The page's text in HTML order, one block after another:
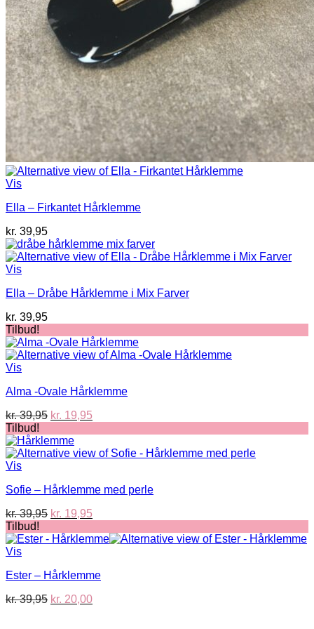
Vis
Ella – Firkantet Hårklemme
kr. 39,95
Vis
Ella – Dråbe Hårklemme i Mix Farver
kr. 39,95
Tilbud!
Vis
Alma -Ovale Hårklemme
kr.39,95 Den
pris
var:
kr. 19,95
er:
Tilbud!
Vis
Sofie – Hårklemme med perle
kr.39,95 Den
pris
kr. 19,95
pris
Tilbud!
Vis
Ester – Hårklemme
kr.39,95 Den
kr. 20,00Den